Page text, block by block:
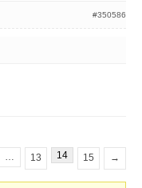
#350586
… 13 14 15 →